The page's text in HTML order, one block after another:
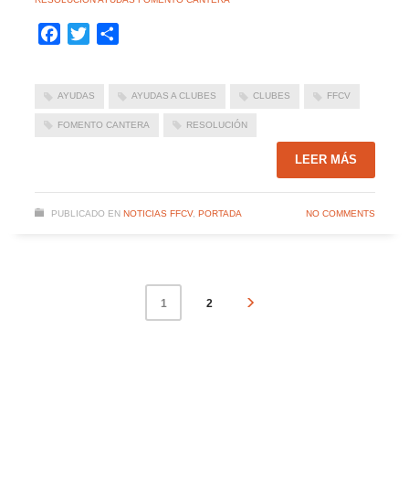
Facebook
Twitter
AYUDAS AYUDAS A CLUBES CLUBES FFCV
FOMENTO CANTERA RESOLUCIÓN
LEER MÁS
PUBLICADO EN NOTICIAS FFCV, PORTADA NO COMMENTS
1 2